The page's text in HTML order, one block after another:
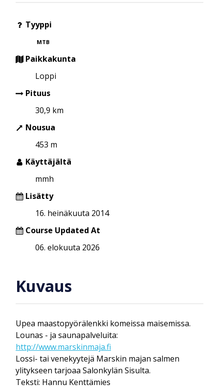
Tyyppi
MTB
Paikkakunta
Loppi
Pituus
30,9 km
Nousua
453 m
Käyttäjältä
mmh
Lisätty
16. heinäkuuta 2014
Course Updated At
06. elokuuta 2026
Kuvaus
Upea maastopyörälenkki komeissa maisemissa.
Lounas - ja saunapalveluita:
http://www.marskinmaja.fi
Lossi- tai venekyytejä Marskin majan salmen
ylitykseen tarjoaa Salonkylän Sisulta.
Teksti: Hannu Kenttämies